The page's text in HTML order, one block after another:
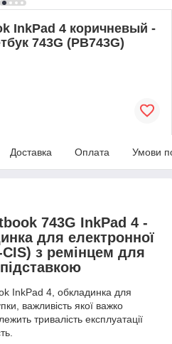
InkPad 4 коричневый -
743G (PB743G)
Доставка Оплата Умови
743G InkPad 4 -
для електронної
CIS) з ремінцем для
InkPad 4, обкладинка для
важливість якої важко
тривалість експлуатації